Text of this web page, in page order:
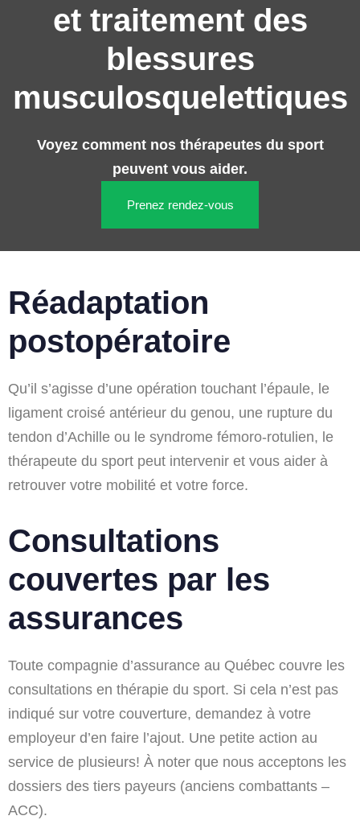
et traitement des
blessures
musculosquelettiques
Voyez comment nos thérapeutes du sport
peuvent vous aider.
Prenez rendez-vous
Réadaptation
postopératoire
Qu’il s’agisse d’une opération touchant l’épaule, le
ligament croisé antérieur du genou, une rupture du
tendon d’Achille ou le syndrome fémoro-rotulien, le
thérapeute du sport peut intervenir et vous aider à
retrouver votre mobilité et votre force.
Consultations
couvertes par les
assurances
Toute compagnie d’assurance au Québec couvre les
consultations en thérapie du sport. Si cela n’est pas
indiqué sur votre couverture, demandez à votre
employeur d’en faire l’ajout. Une petite action au
service de plusieurs! À noter que nous acceptons les
dossiers des tiers payeurs (anciens combattants –
ACC).